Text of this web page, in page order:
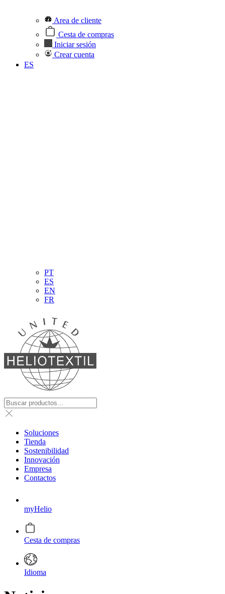
Area de cliente
Cesta de compras
Iniciar sesión
Crear cuenta
ES
PT
ES
EN
FR
Soluciones
Tienda
Sostenibilidad
Innovación
Empresa
Contactos
myHelio
Cesta de compras
Idioma